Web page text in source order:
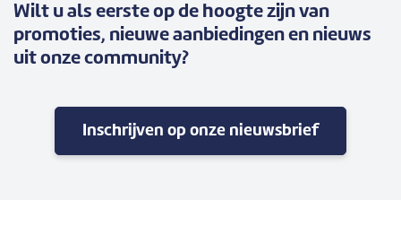
Wilt u als eerste op de hoogte zijn van
promoties, nieuwe aanbiedingen en nieuws
uit onze community?
Inschrijven op onze nieuwsbrief